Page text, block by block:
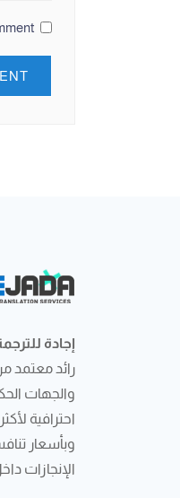
إجادة
رائد معتمد
والجهات
وبأسعار
الإنجازات